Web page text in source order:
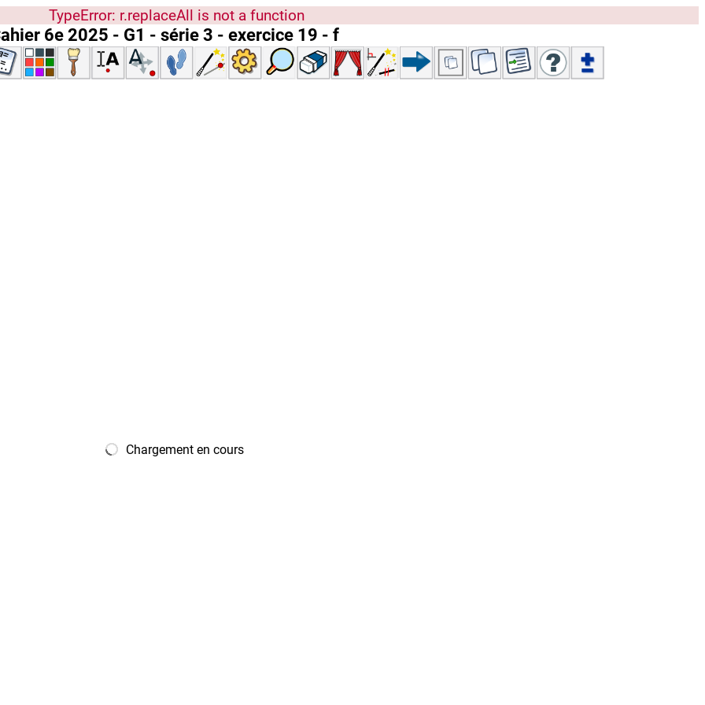
TypeError: r.replaceAll is not a function
6e 2025 - G1 - série 3 - exercice 19 - f
Chargement en cours